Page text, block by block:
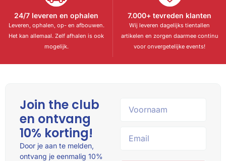
24/7 leveren en ophalen
Leveren, ophalen, op- en afbouwen.
Het kan allemaal. Zelf afhalen is ook
mogelijk.
7.000+ tevreden klanten
Wij leveren dagelijks tientallen
artikelen en zorgen daarmee continu
voor onvergetelijke events!
Join the club
en ontvang
10% korting!
Door je aan te melden,
ontvang je eenmalig 10%